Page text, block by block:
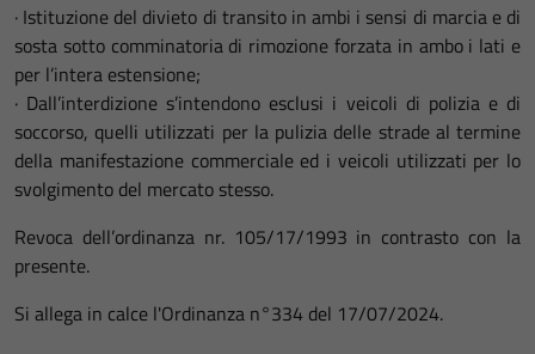
· Istituzione del divieto di transito in ambi i sensi di marcia e di
sosta sotto comminatoria di rimozione forzata in ambo i lati e
per l’intera estensione;
· Dall’interdizione s’intendono esclusi i veicoli di polizia e di
soccorso, quelli utilizzati per la pulizia delle strade al termine
della manifestazione commerciale ed i veicoli utilizzati per lo
svolgimento del mercato stesso.
Revoca dell’ordinanza nr. 105/17/1993 in contrasto con la
presente.
Si allega in calce l'Ordinanza n°334 del 17/07/2024.